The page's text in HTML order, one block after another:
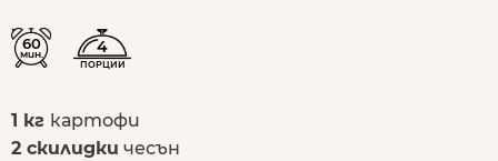
60
мин. 4
ПОРЦИИ
1 кг картофи
2 скилидки чесън